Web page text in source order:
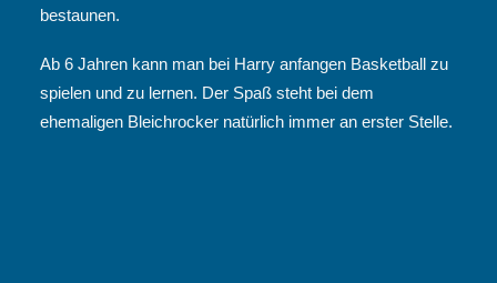
bestaunen.
Ab 6 Jahren kann man bei Harry anfangen Basketball zu
spielen und zu lernen. Der Spaß steht bei dem
ehemaligen Bleichrocker natürlich immer an erster Stelle.